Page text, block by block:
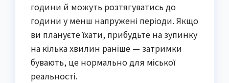
години й можуть розтягуватись до
години у менш напружені періоди. Якщо
ви плануєте їхати, прибудьте на зупинку
на кілька хвилин раніше — затримки
бувають, це нормально для міської
реальності.